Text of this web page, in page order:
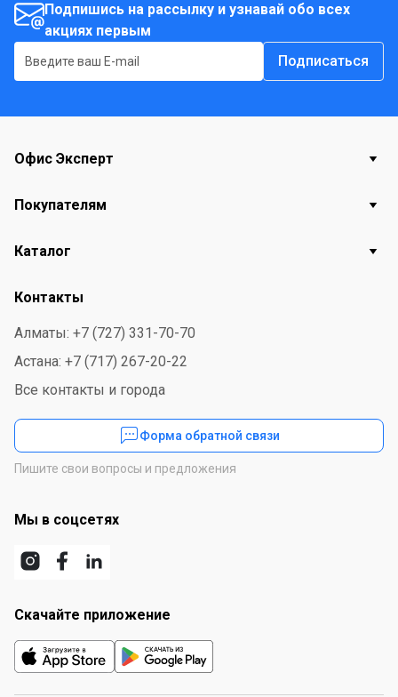
Подпишись на рассылку и узнавай обо всех
акциях первым
Подписаться
Офис Эксперт
Покупателям
Каталог
Контакты
Алматы: +7 (727) 331-70-70
Астана: +7 (717) 267-20-22
Все контакты и города
Форма обратной связи
Пишите свои вопросы и предложения
Мы в соцсетях
Скачайте приложение